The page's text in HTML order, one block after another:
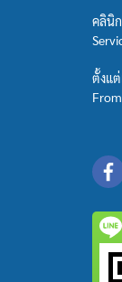
คลินิ
ตั้งแ